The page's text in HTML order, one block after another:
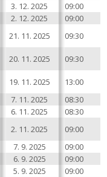
3. 12. 2025
09:00
2. 12. 2025
09:00
21. 11. 2025 09:30
20. 11. 2025 09:30
19. 11. 2025
13:00
7. 11. 2025
08:30
6. 11. 2025
08:30
2. 11. 2025
09:00
7. 9. 2025
09:00
6. 9. 2025
09:00
5. 9. 2025
09:00